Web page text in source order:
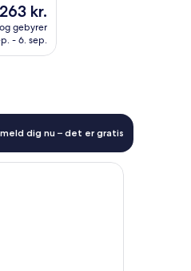
Prisen
er
kr.
263 kr.
gebyrer
- 6. sep.
dig nu – det er gratis